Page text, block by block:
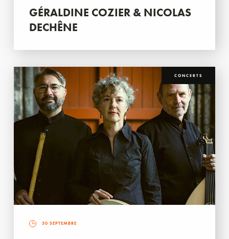
GÉRALDINE COZIER & NICOLAS
DECHÊNE
CONCERTS
30 SEPTEMBRE